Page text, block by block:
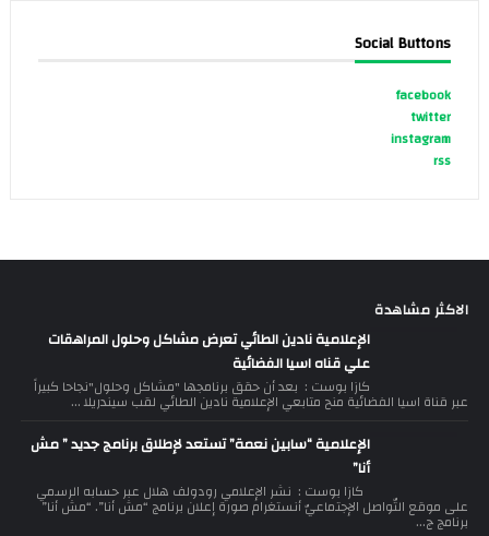
Social Buttons
facebook
twitter
instagram
rss
الاكثر مشاهدة
الإعلامية نادين الطائي تعرض مشاكل وحلول المراهقات
علي قناه اسيا الفضائية
كازا بوست : بعد أن حقق برنامجها "مشاكل وحلول"نجاحا كبيراً
عبر قناة اسيا الفضائية منح متابعي الإعلامية نادين الطائي لقب سيندريلا ...
الإعلامية “سابين نعمة” تستعد لإطلاق برنامج جديد ” مش
أنا”
كازا بوست : نشر الإعلامي رودولف هلال عبر حسابه الرسمي
على موقع التّواصل الإجتماعيّ أنستغرام صورة إعلان برنامج “مش أنا”. “مش أنا”
برنامج ج...